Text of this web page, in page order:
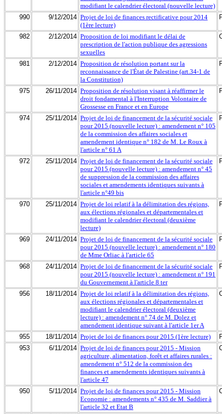
modifiant le calendrier électoral (nouvelle lecture)
990 9/12/2014 Projet de loi de finances rectificative pour 2014
(1ère lecture)
982 2/12/2014 Proposition de loi modifiant le délai de
prescription de l'action publique des agressions
sexuelles
981 2/12/2014 Proposition de résolution portant sur la
reconnaissance de l'État de Palestine (art.34-1 de
la Constitution)
975 26/11/2014 Proposition de résolution visant à réaffirmer le
droit fondamental à l'Interruption Volontaire de
Grossesse en France et en Europe
974 25/11/2014 Projet de loi de financement de la sécurité sociale
pour 2015 (nouvelle lecture) : amendement n° 105
de la commission des affaires sociales et
amendement identique n° 182 de M. Le Roux à
l'article n° 61 A
972 25/11/2014 Projet de loi de financement de la sécurité sociale
pour 2015 (nouvelle lecture) : amendement n° 45
de suppression de la commission des affaires
sociales et amendements identiques suivants à
l'article n°49 bis
970 25/11/2014 Projet de loi relatif à la délimitation des régions,
aux élections régionales et départementales et
modifiant le calendrier électoral (deuxième
lecture)
969 24/11/2014 Projet de loi de financement de la sécurité sociale
pour 2015 (nouvelle lecture) : amendement n° 180
de Mme Orliac à l'article 65
968 24/11/2014 Projet de loi de financement de la sécurité sociale
pour 2015 (nouvelle lecture) : amendement n° 191
du Gouvernement à l'article 8 ter
956 18/11/2014 Projet de loi relatif à la délimitation des régions,
aux élections régionales et départementales et
modifiant le calendrier électoral (deuxième
lecture) : amendement n° 74 de M. Dolez et
amendement identique suivant à l'article 1er A
955 18/11/2014 Projet de loi de finances pour 2015 (1ère lecture)
953
6/11/2014 Projet de loi de finances pour 2015 - Mission
agriculture, alimentation, forêt et affaires rurales :
amendement n° 512 de la commission des
finances et amendements identiques suivants à
l'article 47
950 5/11/2014 Projet de loi de finances pour 2015 - Mission
Economie : amendements n° 435 de M. Saddier à
l'article 32 et Etat B